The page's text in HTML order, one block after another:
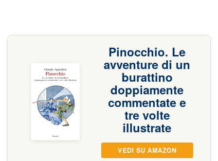
Pinocchio. Le
avventure di un
burattino
doppiamente
commentate e
tre volte
illustrate
VEDI SU AMAZON